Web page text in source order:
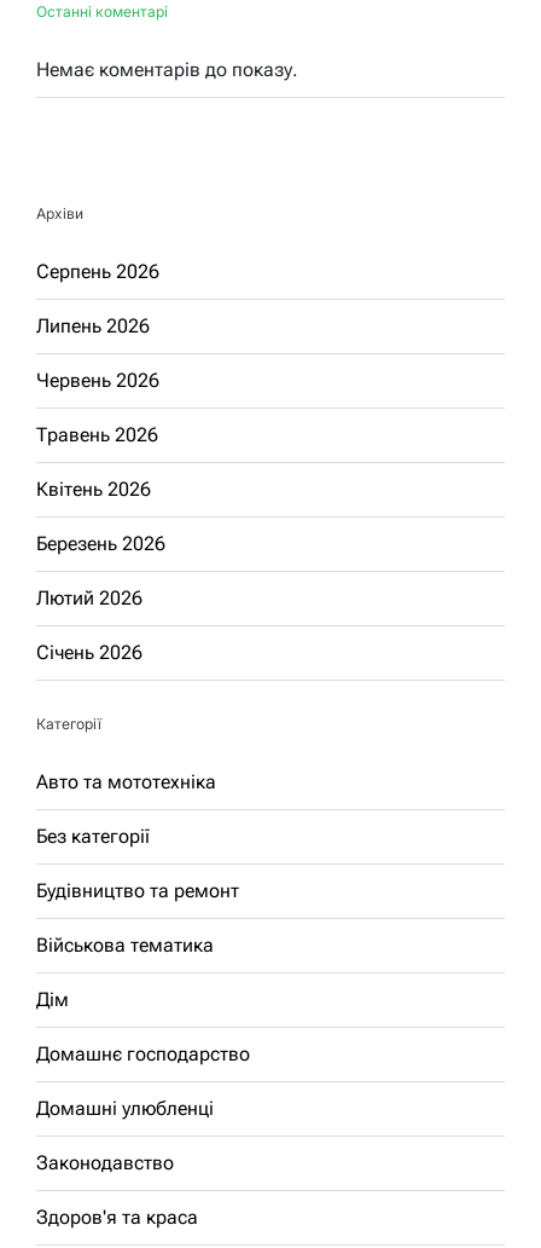
Останні коментарі
Немає коментарів до показу.
Архіви
Серпень 2026
Липень 2026
Червень 2026
Травень 2026
Квітень 2026
Березень 2026
Лютий 2026
Січень 2026
Категорії
Авто та мототехніка
Без категорії
Будівництво та ремонт
Військова тематика
Дім
Домашнє господарство
Домашні улюбленці
Законодавство
Здоров'я та краса